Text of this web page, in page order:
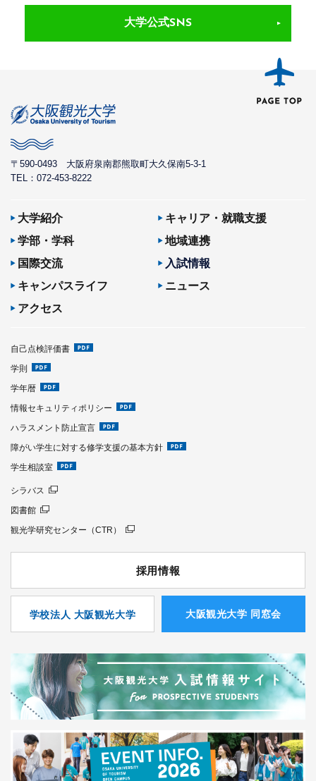
大学公式SNS
〒590-0493 大阪府泉南郡熊取町大久保南5-3-1
TEL：072-453-8222
大学紹介
キャリア・就職支援
学部・学科
地域連携
国際交流
入試情報
キャンパスライフ
ニュース
アクセス
自己点検評価書
学則
学年暦
情報セキュリティポリシー
ハラスメント防止宣言
障がい学生に対する修学支援の基本方針
学生相談室
シラバス
図書館
観光学研究センター（CTR）
採用情報
学校法人 大阪観光大学 ⼤阪観光⼤学 同窓会